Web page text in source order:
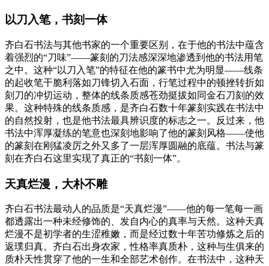
以刀入笔，书刻一体
齐白石书法与其他书家的一个重要区别，在于他的书法中蕴含
着强烈的“刀味”——篆刻的刀法感深深地渗透到他的书法用笔
之中。这种“以刀入笔”的特征在他的篆书中尤为明显——线条
的起收笔干脆利落如刀锋切入石面，行笔过程中的顿挫转折如
刻刀的冲切运动，整体的线条质感苍劲挺拔如同金石刀刻的效
果。这种特殊的线条质感，是齐白石数十年篆刻实践在书法中
的自然投射，也是他书法最具辨识度的标志之一。反过来，他
书法中浑厚凝练的笔意也深刻地影响了他的篆刻风格——使他
的篆刻在刚猛凌厉之外又多了一层浑厚圆融的底蕴。书法与篆
刻在齐白石这里实现了真正的“书刻一体”。
天真烂漫，大朴不雕
齐白石书法最动人的品质是“天真烂漫”——他的每一笔每一画
都透露出一种未经修饰的、发自内心的真率与天然。这种天真
烂漫不是初学者的生涩稚嫩，而是经过数十年苦功修炼之后的
返璞归真。齐白石出身农家，性格率真质朴，这种与生俱来的
质朴天性贯穿了他的一生和全部艺术创作。在书法中，这种天